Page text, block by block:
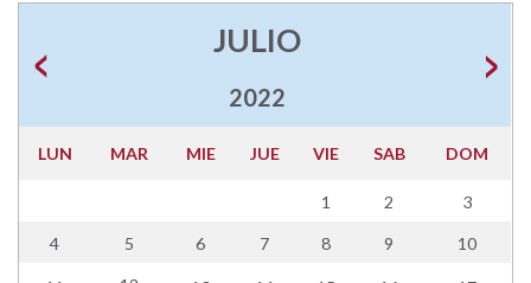
JULIO
2022
LUN MAR MIE JUE VIE SAB DOM
1 2 3
4 5 6 7 8 9 10